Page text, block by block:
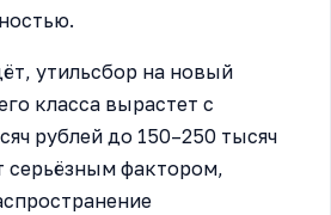
утильсбор на новый
класса вырастет с
рублей до 150–250 тысяч
серьёзным фактором,